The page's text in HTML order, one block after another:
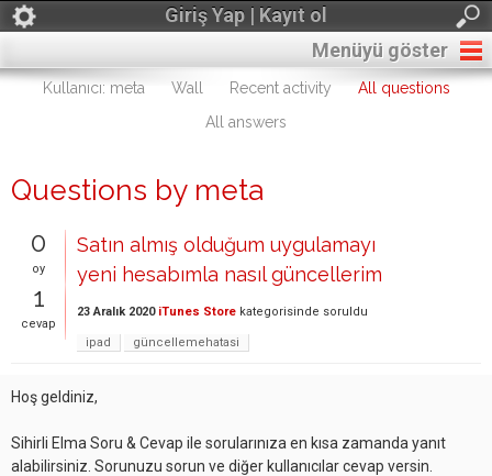
Giriş Yap | Kayıt ol
Menüyü göster
Kullanıcı: meta Wall Recent activity
All questions
All answers
Questions by meta
0
oy
1
cevap
Satın almış olduğum uygulamayı
yeni hesabımla nasıl güncellerim
23 Aralık 2020 iTunes Store kategorisinde soruldu
ipad güncellemehatasi
Hoş geldiniz,
Sihirli Elma Soru & Cevap ile sorularınıza en kısa zamanda yanıt
alabilirsiniz. Sorunuzu sorun ve diğer kullanıcılar cevap versin.